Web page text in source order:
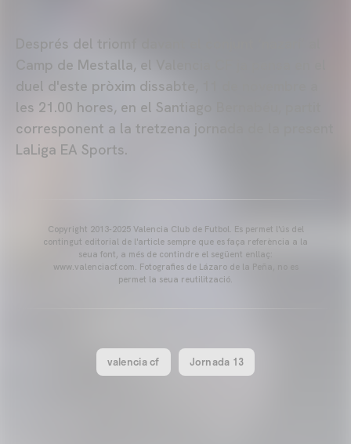
Després del triomf davant el conjunt ‘nazarí’ al
Camp de Mestalla, el Valencia CF ja pensa en el
duel d'este pròxim dissabte, 11 de novembre a
les 21.00 hores, en el Santiago Bernabéu, partit
corresponent a la tretzena jornada de la present
LaLiga EA Sports.
Copyright 2013-2025 Valencia Club de Futbol. Es permet l'ús del
contingut editorial de l'article sempre que es faça referència a la
seua font, a més de contindre el següent enllaç:
www.valenciacf.com. Fotografies de Lázaro de la Peña, no es
permet la seua reutilització.
valencia cf Jornada 13